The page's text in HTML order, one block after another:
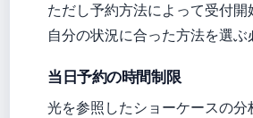
ただし予約方法によって受付開
自分の状況に合った方法を選ぶ
当日予約の時間制限
光を参照したショーケースの